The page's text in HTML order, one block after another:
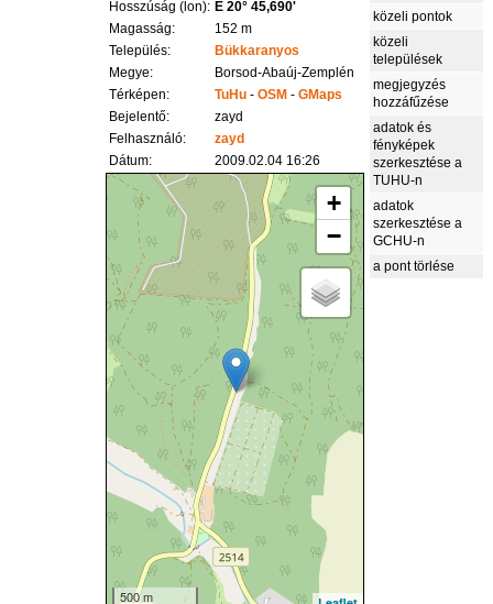
Hosszúság (lon): E 20° 45,690'
Magasság:
152 m
Település:
Bükkaranyos
Megye:
Borsod-Abaúj-Zemplén
Térképen:
TuHu -OSM -GMaps
Bejelentő:
zayd
Felhasználó:
zayd
Dátum:
2009.02.04 16:26
+
−
500 m
közeli pontok
közeli
települések
megjegyzés
hozzáfűzése
adatok és
fényképek
szerkesztése a
TUHU-n
adatok
szerkesztése a
GCHU-n
a pont törlése